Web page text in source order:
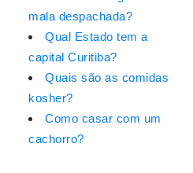
mala despachada?
Qual Estado tem a
capital Curitiba?
Quais são as comidas
kosher?
Como casar com um
cachorro?